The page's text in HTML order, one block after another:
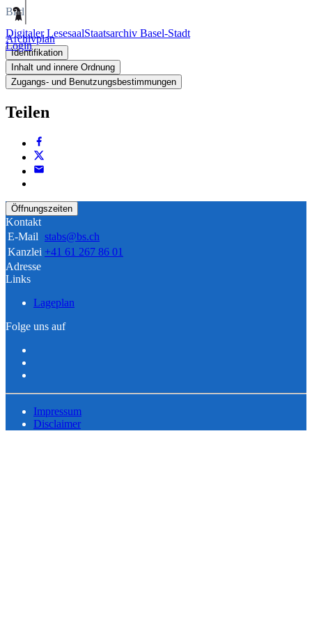
Digitaler LesesaalStaatsarchiv Basel-Stadt
Login
Bild
Archivplan
Identifikation
Inhalt und innere Ordnung
Zugangs- und Benutzungsbestimmungen
Teilen
Öffnungszeiten
Kontakt
E-Mail stabs@bs.ch
Kanzlei +41 61 267 86 01
Adresse
Links
Lageplan
Folge uns auf
Impressum
Disclaimer